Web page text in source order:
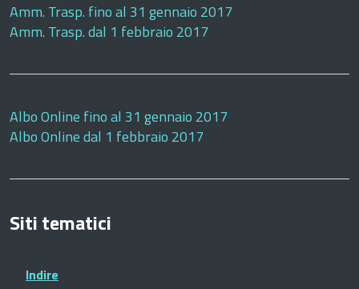
Amm. Trasp. fino al 31 gennaio 2017
Amm. Trasp. dal 1 febbraio 2017
Albo Online fino al 31 gennaio 2017
Albo Online dal 1 febbraio 2017
Siti tematici
Indire